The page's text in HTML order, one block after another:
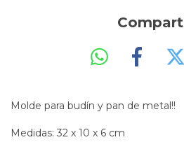
Molde para budín y pan de metal!!
Medidas: 32 x 10 x 6 cm